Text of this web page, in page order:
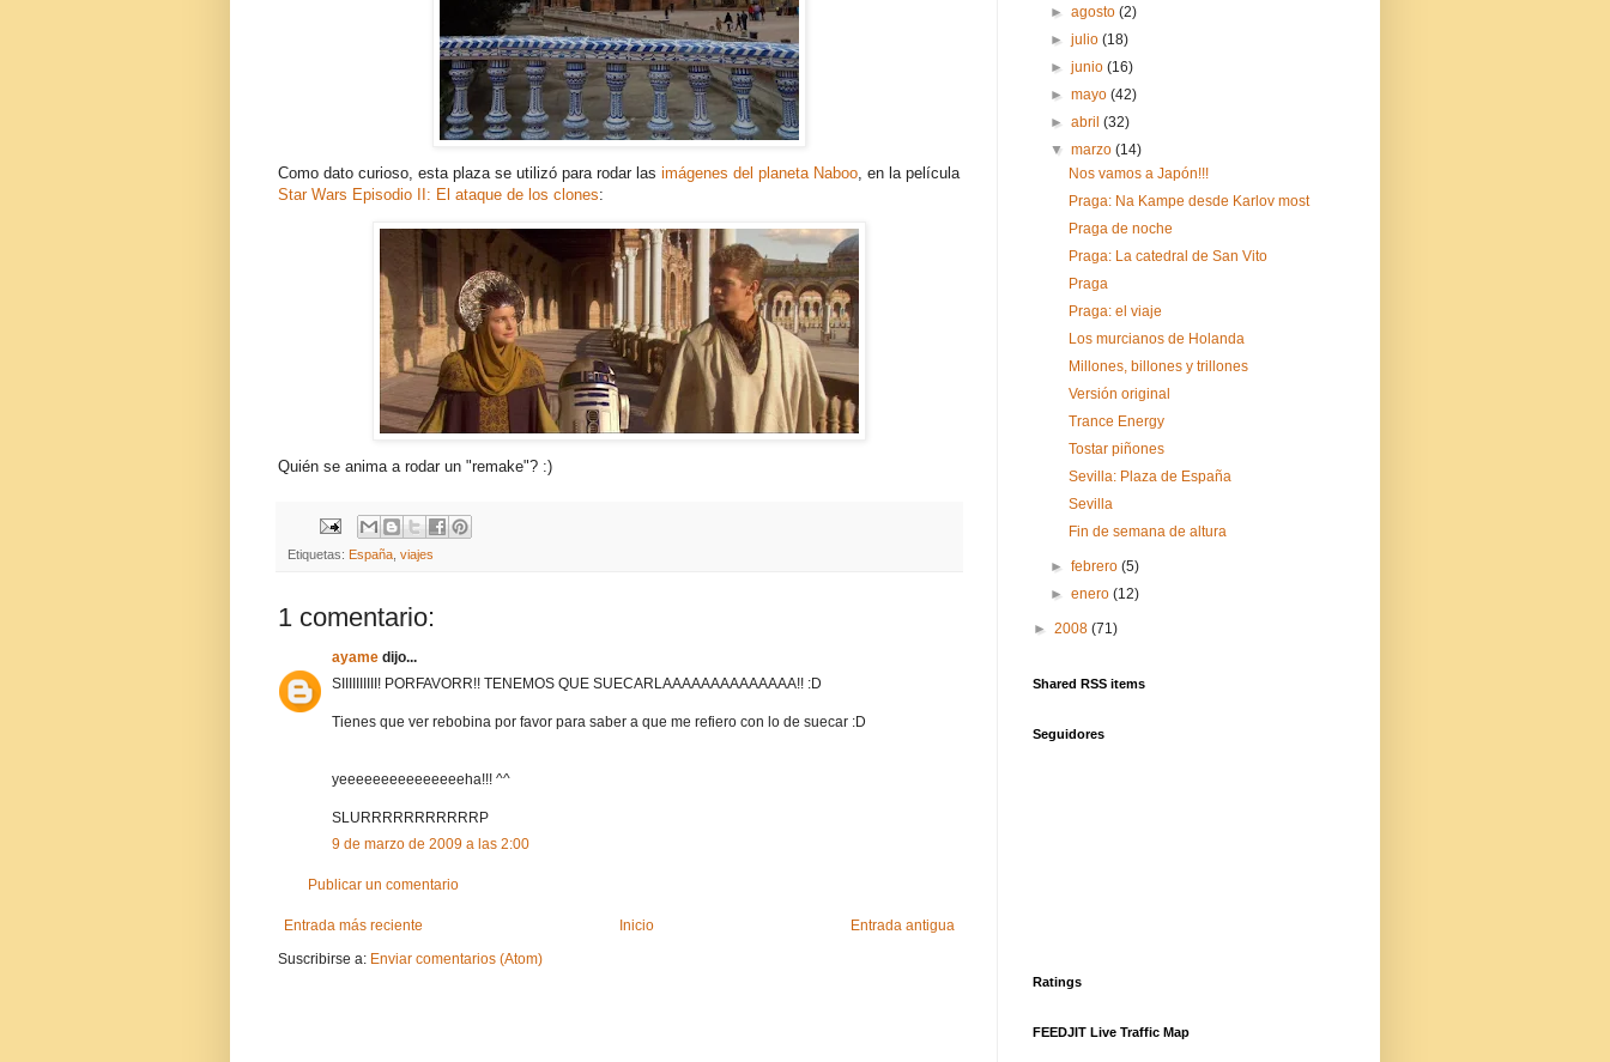
Como dato curioso, esta plaza se utilizó para rodar las imágenes del planeta Naboo, en la película
Star Wars Episodio II: El ataque de los clones:
Quién se anima a rodar un "remake"? :)
Etiquetas: España viajes
1 comentario:
ayame dijo...
SIIIIIIIIII! PORFAVORR!! TENEMOS QUE SUECARLAAAAAAAAAAAAAA!! :D
Tienes que ver rebobina por favor para saber a que me refiero con lo de suecar :D
yeeeeeeeeeeeeeeeha!!! ^^
SLURRRRRRRRRRRP
9 de marzo de 2009 a las 2:00
Publicar un comentario
Entrada más reciente Entrada antigua
Inicio
Suscribirse a: Enviar comentarios (Atom)
►agosto(2)
►julio(18)
►junio(16)
►mayo(42)
►abril(32)
▼marzo(14)
Nos vamos a Japón!!!
Praga: Na Kampe desde Karlov most
Praga de noche
Praga: La catedral de San Vito
Praga
Praga: el viaje
Los murcianos de Holanda
Millones, billones y trillones
Versión original
Trance Energy
Tostar piñones
Sevilla: Plaza de España
Sevilla
Fin de semana de altura
►febrero(5)
►enero(12)
► 2008 (71)
Shared RSS items
Seguidores
Ratings
FEEDJIT Live Traffic Map